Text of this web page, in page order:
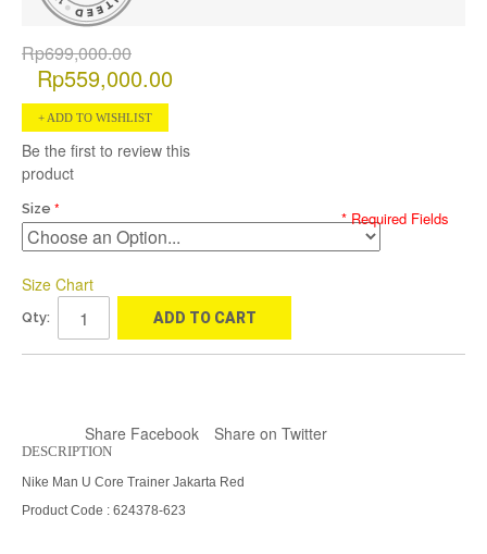
Rp699,000.00
Rp559,000.00
ADD TO WISHLIST
Be the first to review this
product
Size * Required Fields
Size Chart
Qty: ADD TO CART
Share Facebook Share on Twitter
DESCRIPTION
Nike Man U Core Trainer Jakarta Red
Product Code : 624378-623